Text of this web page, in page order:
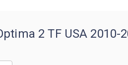
2 TF USA 2010-